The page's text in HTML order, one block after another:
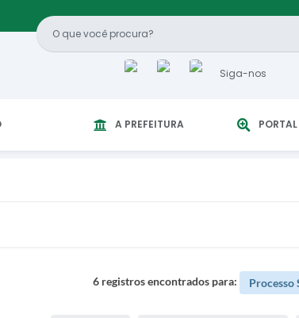
Siga-nos
A PREFEITURA
6 registros encontrados para: Processo